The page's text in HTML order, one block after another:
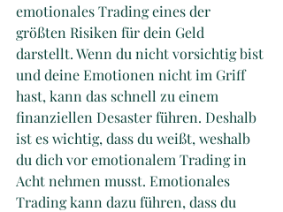
emotionales Trading eines der
größten Risiken für dein Geld
darstellt. Wenn du nicht vorsichtig bist
und deine Emotionen nicht im Griff
hast, kann das schnell zu einem
finanziellen Desaster führen. Deshalb
ist es wichtig, dass du weißt, weshalb
du dich vor emotionalem Trading in
Acht nehmen musst. Emotionales
Trading kann dazu führen, dass du